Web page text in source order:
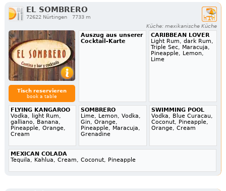
EL SOMBRERO
72622 Nürtingen
7733 m
Küche: mexikanische Küche
Tisch reservieren
book a table
Auszug aus unserer
Cocktail-Karte
CARIBBEAN LOVER
Light Rum, dark Rum,
Triple Sec, Maracuja,
Pineapple, Lemon,
Lime
FLYING KANGAROO
Vodka, light Rum,
galliano, Banana,
Pineapple, Orange,
Cream
SOMBRERO
Lime, Lemon, Vodka,
Gin, Orange,
Pineapple, Maracuja,
Grenadine
SWIMMING POOL
Vodka, Blue Curacau,
Coconut, Pineapple,
Orange, Cream
MEXICAN COLADA
Tequila, Kahlua, Cream, Coconut, Pineapple